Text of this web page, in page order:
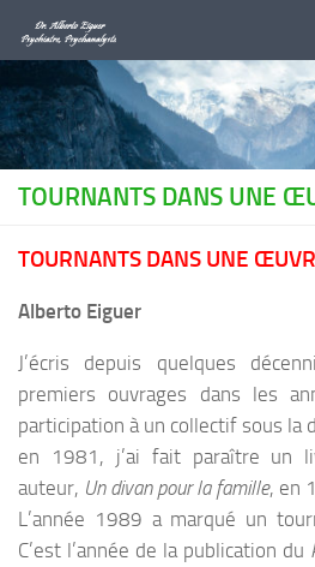
Au dessous du contenu
TOURNANTS DANS UNE
TOURNANTS DANS UNE
Alberto Eiguer
J’écris depuis quelques
premiers ouvrages dans les
participation à un collectif sous la
en 1981, j’ai fait paraître un
auteur, Un divan pour la famille, en
L’année 1989 a marqué un
C’est l’année de la publication du